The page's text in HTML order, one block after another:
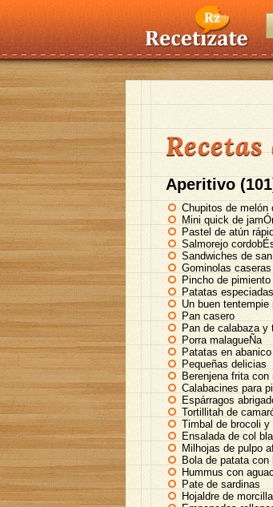
Aperitivo
Chupitos de melón
Mini quick de
Pastel de atún
Salmorejo
Sandwiches de
Gominolas
Pincho de
Patatas especiadas
Un buen
Pan casero
Pan de calabaza y
Porra malagueÑa
Patatas en abanico
Pequeñas delicias
Berenjena frita
Calabacines para
Espárragos
Tortillitah de
Timbal de brocoli
Ensalada de col
Milhojas de pulpo
Bola de patata con
Hummus con
Pate de sardinas
Hojaldre de